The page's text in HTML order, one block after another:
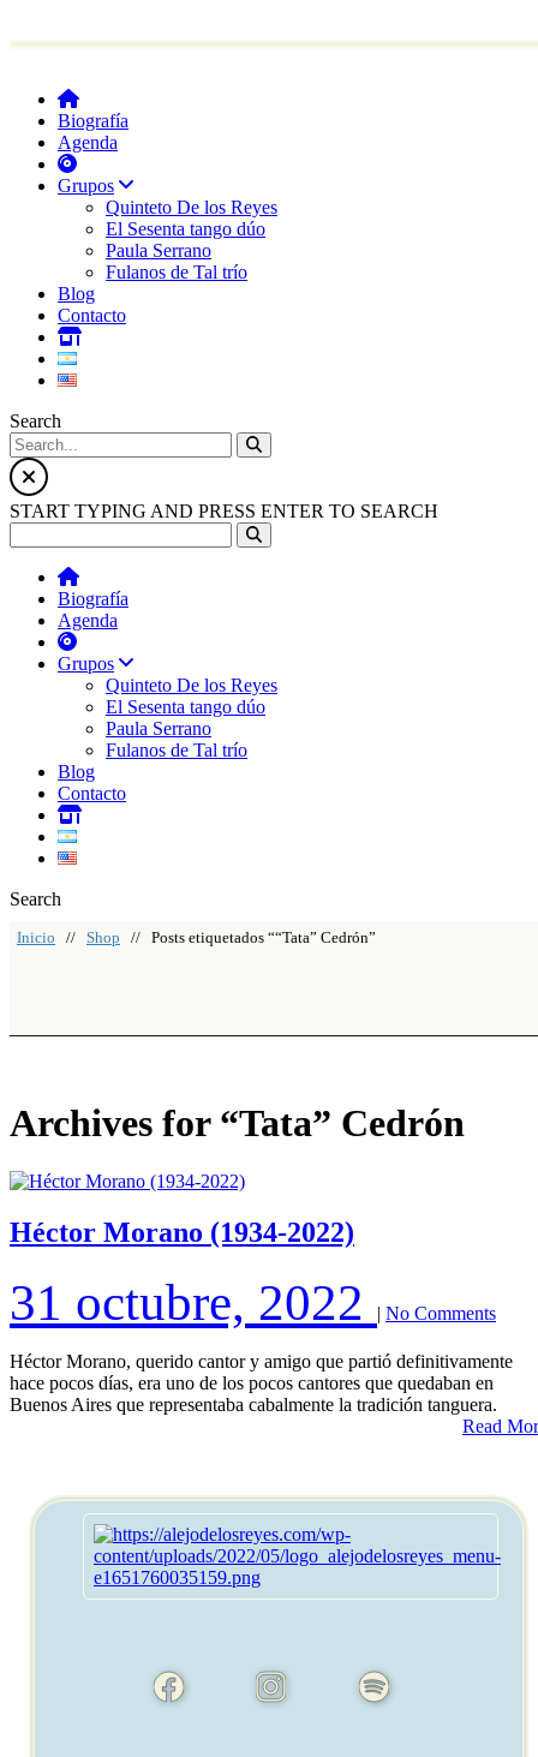
Biografía
Agenda
Grupos
Quinteto De los Reyes
El Sesenta tango dúo
Paula Serrano
Fulanos de Tal trío
Blog
Contacto
Search
START TYPING AND PRESS ENTER TO SEARCH
Biografía
Agenda
Grupos
Quinteto De los Reyes
El Sesenta tango dúo
Paula Serrano
Fulanos de Tal trío
Blog
Contacto
Search
Inicio // Shop // Posts etiquetados ““Tata” Cedrón”
Archives for “Tata” Cedrón
Héctor Morano (1934-2022)
31 octubre, 2022 | No Comments
Héctor Morano, querido cantor y amigo que partió definitivamente
hace pocos días, era uno de los pocos cantores que quedaban en
Buenos Aires que representaba cabalmente la tradición tanguera.
Read